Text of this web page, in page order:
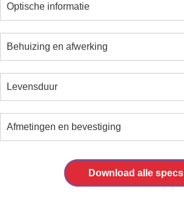
Optische informatie
Behuizing en afwerking
Levensduur
Afmetingen en bevestiging
Download alle specs